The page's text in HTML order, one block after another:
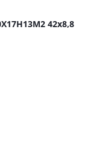
42х8,8